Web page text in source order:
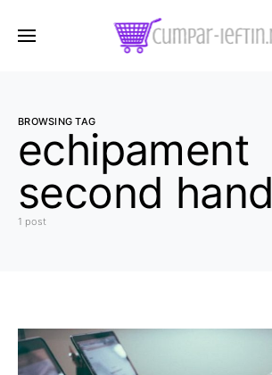
BROWSING TAG
echipament
second hand
1 post